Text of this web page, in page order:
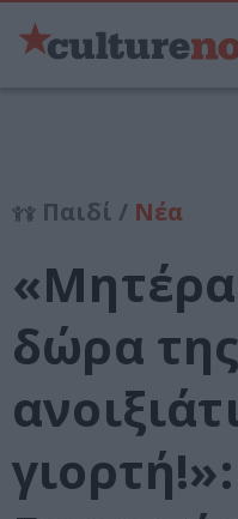
Παιδί / Νέα
δώρα